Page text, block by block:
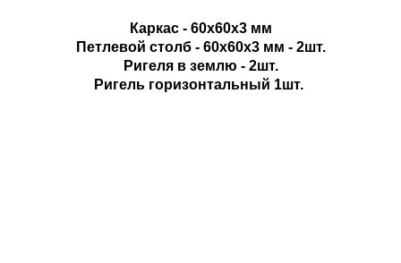
Каркас - 60х60х3 мм
Петлевой столб - 60х60х3 мм - 2шт.
Ригеля в землю - 2шт.
Ригель горизонтальный 1шт.